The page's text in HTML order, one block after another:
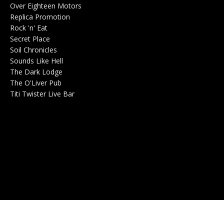
Over Eighteen Motors
Replica Promotion
Rock 'n' Eat
Secret Place
Soil Chronicles
Sounds Like Hell
The Dark Lodge
The O'Liver Pub
Titi Twister Live Bar